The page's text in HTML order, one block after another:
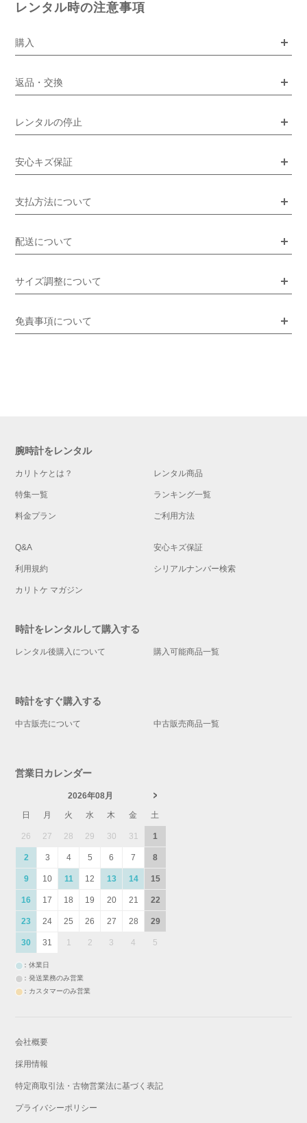
レンタル時の注意事項
購入
返品・交換
レンタルの停止
安心キズ保証
支払方法について
配送について
サイズ調整について
免責事項について
腕時計をレンタル
カリトケとは？ レンタル商品
特集一覧 ランキング一覧
料金プラン ご利用方法
Q&A 安心キズ保証
利用規約 シリアルナンバー検索
カリトケ マガジン
時計をレンタルして購入する
レンタル後購入について 購入可能商品一覧
時計をすぐ購入する
中古販売について 中古販売商品一覧
営業日カレンダー
2026年08月
日
月 火 水 木 金 土
26 27 28 29 30 31 1
2 3 4 5 6 7 8
9 10 11 12 13 14 15
16 17 18 19 20 21 22
23 24 25 26 27 28 29
30 31 1 2 3 4 5
：休業日
：発送業務のみ営業
：カスタマーのみ営業
会社概要
採用情報
特定商取引法・古物営業法に基づく表記
プライバシーポリシー